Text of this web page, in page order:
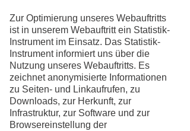
Zur Optimierung unseres Webauftritts
ist in unserem Webauftritt ein Statistik-
Instrument im Einsatz. Das Statistik-
Instrument informiert uns über die
Nutzung unseres Webauftritts. Es
zeichnet anonymisierte Informationen
zu Seiten- und Linkaufrufen, zu
Downloads, zur Herkunft, zur
Infrastruktur, zur Software und zur
Browsereinstellung der